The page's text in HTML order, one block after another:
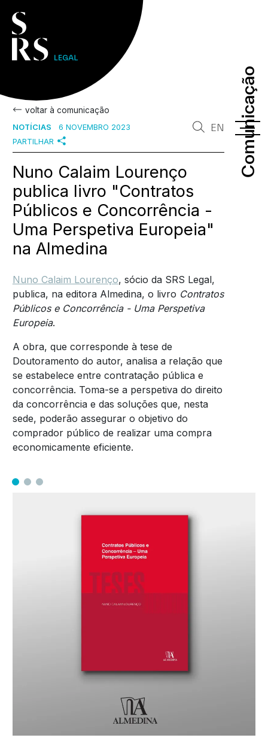
Comunicação
Comunicação
EN
voltar à comunicação
NOTÍCIAS
6 NOVEMBRO 2023
PARTILHAR
Nuno Calaim Lourenço
publica livro "Contratos
Públicos e Concorrência -
Uma Perspetiva Europeia"
na Almedina
Nuno Calaim Lourenço, sócio da SRS Legal,
publica, na editora Almedina, o livro Contratos
Públicos e Concorrência - Uma Perspetiva
Europeia.
A obra, que corresponde à tese de
Doutoramento do autor, analisa a relação que
se estabelece entre contratação pública e
concorrência. Toma-se a perspetiva do direito
da concorrência e das soluções que, nesta
sede, poderão assegurar o objetivo do
comprador público de realizar uma compra
economicamente eficiente.